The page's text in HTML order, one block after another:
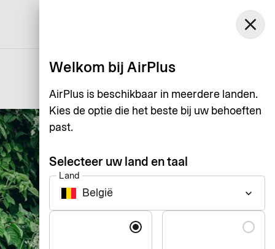
Inloggen
close
Welkom bij AirPlus
AirPlus is beschikbaar in meerdere landen.
Kies de optie die het beste bij uw behoeften
past.
Selecteer uw land en taal
Land
België keyboard_arrow_down
Taal